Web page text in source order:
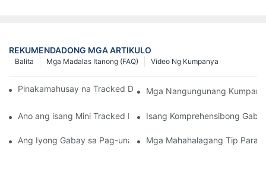
REKUMENDADONG MGA ARTIKULO
Video Ng Kumpanya
Mga Madalas Itanong (FAQ)
Balita
Pinakamahusay na Tracked Dump Truck sa Merkado Ngayon
Mga Nangungunang
Ano ang isang Mini Tracked Dumper at ang mga Benepisyo
Isang Komprehensibong
Ang Iyong Gabay sa Pag-unawa sa mga Tagapagtustos ng
Mga Mahahalagang Tip Para